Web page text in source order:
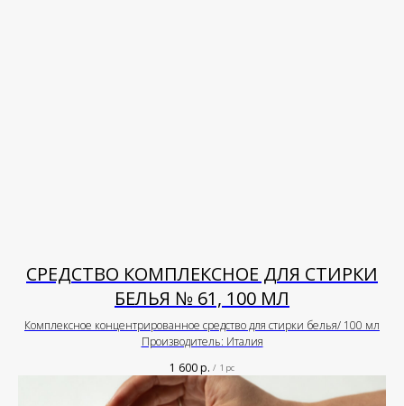
СРЕДСТВО КОМПЛЕКСНОЕ ДЛЯ СТИРКИ
БЕЛЬЯ № 61, 100 МЛ
Комплексное концентрированное средство для стирки белья/ 100 мл
Производитель: Италия
1 600р. / 1 pc